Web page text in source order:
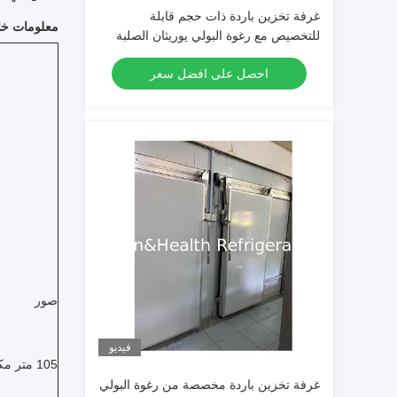
غرفة تخزين باردة ذات حجم قابلة
للتخصيص مع رغوة البولي يوريثان الصلبة
والإزالة الكهربائية التلقائية للحفاظ على
الغذاء بشكل مثالياحصل على افضل سعر
فيديو
غرفة تخزين باردة مخصصة من رغوة البولي
معلومات
صور
105 متر مكعب